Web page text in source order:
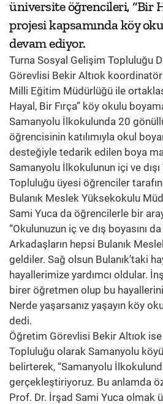
üniversite öğrencileri, “Bir
projesi kapsamında köy
devam ediyor.
Turna Sosyal Gelişim Topluluğu
Görevlisi Bekir Altıok
Milli Eğitim Müdürlüğü ile
Hayal, Bir Fırça” köy okulu
Samanyolu İlkokulunda 20
öğrencisinin katılımıyla okul
desteğiyle tedarik edilen boya
Samanyolu İlkokulunun içi ve
Topluluğu üyesi öğrenciler
Bulanık Meslek Yüksekokulu
Sami Yuca da öğrencilerle bir
“Okulunuzun iç ve dış boyasını
Arkadaşların hepsi Bulanık
geldiler. Sağ olsun Bulanık’taki
hayallerimize yardımcı oldular.
birer öğretmen olup bu
Nerde yaşarsanız yaşayın köy
dedi.
Öğretim Görevlisi Bekir Altıok
Topluluğu olarak Samanyolu
belirterek, “Samanyolu
gerçekleştiriyoruz. Bu anlamda
Prof. Dr. İrşad Sami Yuca olmak